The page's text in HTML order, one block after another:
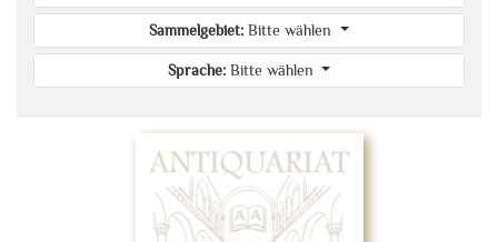
Sammelgebiet: Bitte wählen
Sprache: Bitte wählen